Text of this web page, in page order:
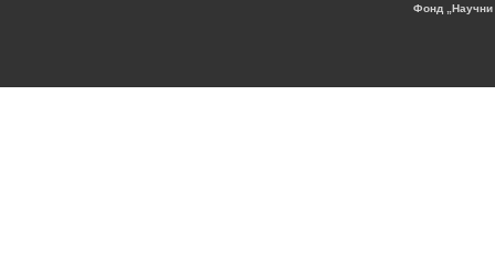
Фонд „Научни